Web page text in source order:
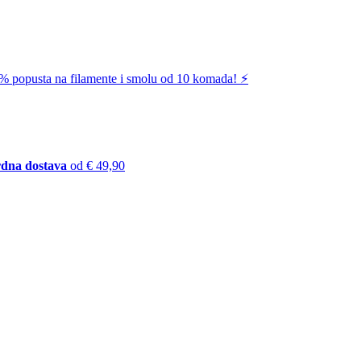
popusta na filamente i smolu od 10 komada! ⚡️
dostava od € 49,90